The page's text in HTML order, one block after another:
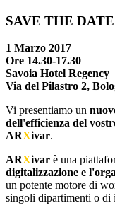
SAVE THE DATE
1 Marzo 2017
Ore 14.30-17.30
Savoia Hotel Regency
Via del Pilastro 2,
Vi presentiamo un
dell'efficienza del
ARXivar.
ARXivar è una
digitalizzazione e
un potente motore di
singoli dipartimenti o di